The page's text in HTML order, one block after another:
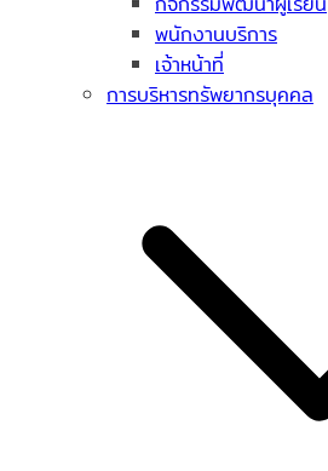
พนักงานบริการ
เจ้าหน้าที่
การบริหารทรัพยากรบุคคล